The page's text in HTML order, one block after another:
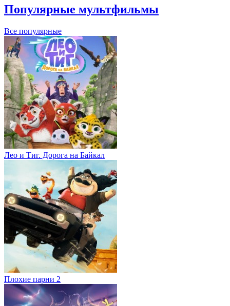
Популярные мультфильмы
Все популярные
Лео и Тиг. Дорога на Байкал
Плохие парни 2